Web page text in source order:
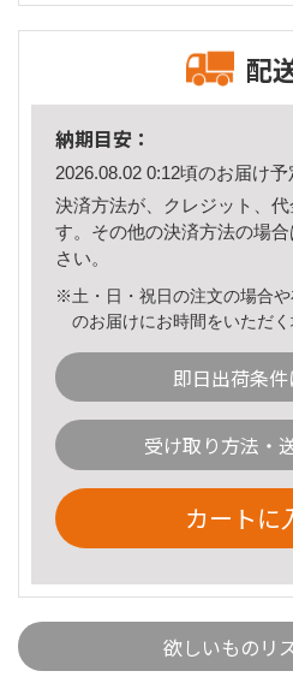
配
納期目安：
2026.08.02 0:12頃のお届け予
決済方法が、クレジット、
す。その他の決済方法の場合
さい。
※土・日・祝日の注文の場合
のお届けにお時間をいただく
即日出荷条
受け取り方法・
カートに
欲しいものリ